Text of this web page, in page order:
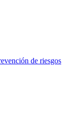
de riesgos